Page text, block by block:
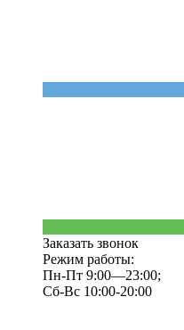
Заказать звонок
Режим работы:
Пн-Пт 9:00—23:00;
Сб-Вс 10:00-20:00